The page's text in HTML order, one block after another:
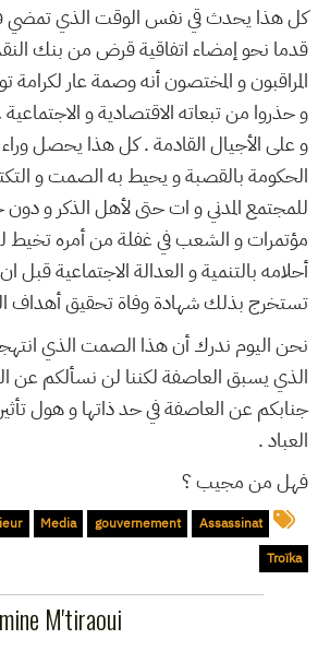
كل هذا يحدث قي نفس الوقت الذي تمضي
قدما نحو إمضاء اتفاقية قرض من بنك
المراقبون و المختصون أنه وصمة عار لكرامة
و حذروا من تبعاته الاقتصادية و الاجتماعية
و على الأجيال القادمة . كل هذا يحصل
الحكومة بالقصبة و يحيط به الصمت و
للمجتمع المدني و ات حتى لأهل الذكر و دون
مؤتمرات و الشعب في غفلة من أمره تخيط
أحلامه بالتنمية و العدالة الاجتماعية قبل ان
تستخرج بذلك شهادة وفاة تحقيق أهداف
نحن اليوم ندرك أن هذا الصمت الذي
الذي يسبق العاصفة لكننا لن نسألكم عن
جنابكم عن العاصفة في حد ذاتها و هول
العباد .
فهل من مجيب ؟
Assassinat
gouvernement
Media
Troïka
M'tiraoui